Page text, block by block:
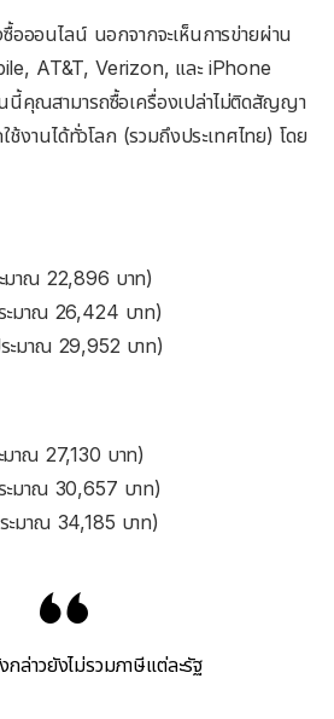
อออนไลน์ นอกจากจะเห็นการข่ายผ่าน
AT&T, Verizon, และ iPhone
คุณสามารถซื้อเครื่องเปล่าไม่ติดสัญญา
ช้งานได้ทั่วโลก (รวมถึงประเทศไทย) โดย
าณ 22,896 บาท)
มาณ 26,424 บาท)
มาณ 29,952 บาท)
าณ 27,130 บาท)
มาณ 30,657 บาท)
มาณ 34,185 บาท)
กล่าวยังไม่รวมภาษีแต่ละรัฐ